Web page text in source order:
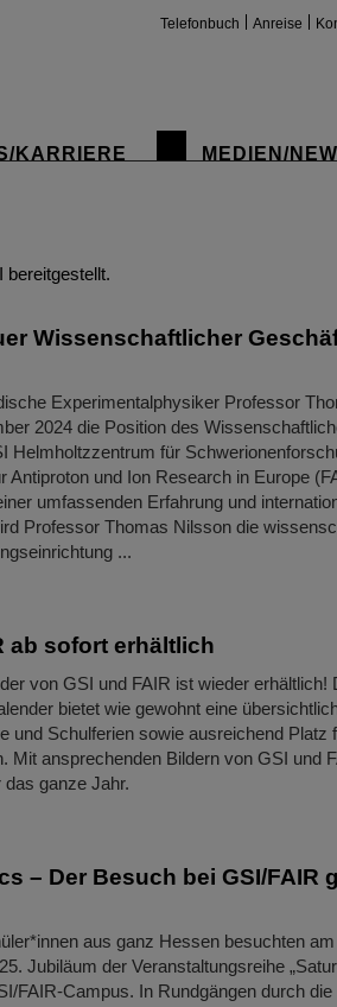
Telefonbuch Anreise
KARRIERE MEDIEN/
bereitgestellt.
Wissenschaftlicher
Experimentalphysiker Professor
2024 die Position des
Helmholtzzentrum für
Antiproton und Ion Research in Europe
umfassenden Erfahrung und
Professor Thomas Nilsson die
...
ab sofort erhältlich
von GSI und FAIR ist wieder erhältlich!
bietet wie gewohnt eine
und Schulferien sowie ausreichend Platz
Mit ansprechenden Bildern von GSI und
ganze Jahr.
– Der Besuch bei GSI/FAIR
aus ganz Hessen besuchten
Jubiläum der Veranstaltungsreihe
FAIR-Campus. In Rundgängen durch die